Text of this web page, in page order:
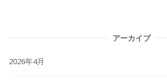
アーカイブ
2026年4月